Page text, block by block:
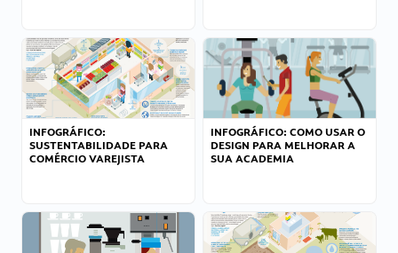
INFOGRÁFICO:
SUSTENTABILIDADE PARA
COMÉRCIO VAREJISTA
INFOGRÁFICO: COMO USAR O
DESIGN PARA MELHORAR A
SUA ACADEMIA